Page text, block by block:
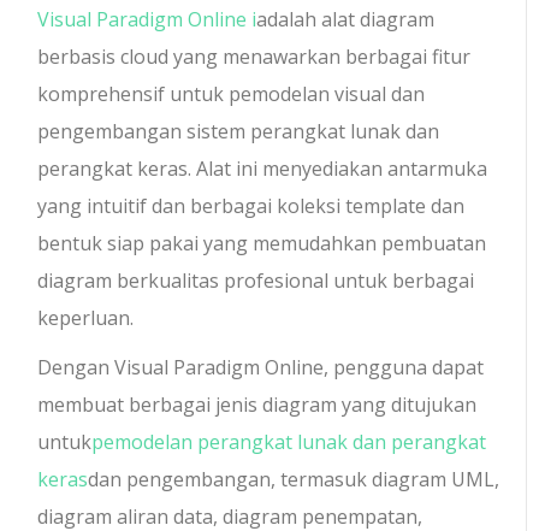
Visual Paradigm Online iadalah alat diagram
berbasis cloud yang menawarkan berbagai fitur
komprehensif untuk pemodelan visual dan
pengembangan sistem perangkat lunak dan
perangkat keras. Alat ini menyediakan antarmuka
yang intuitif dan berbagai koleksi template dan
bentuk siap pakai yang memudahkan pembuatan
diagram berkualitas profesional untuk berbagai
keperluan.
Dengan Visual Paradigm Online, pengguna dapat
membuat berbagai jenis diagram yang ditujukan
untukpemodelan perangkat lunak dan perangkat
kerasdan pengembangan, termasuk diagram UML,
diagram aliran data, diagram penempatan,